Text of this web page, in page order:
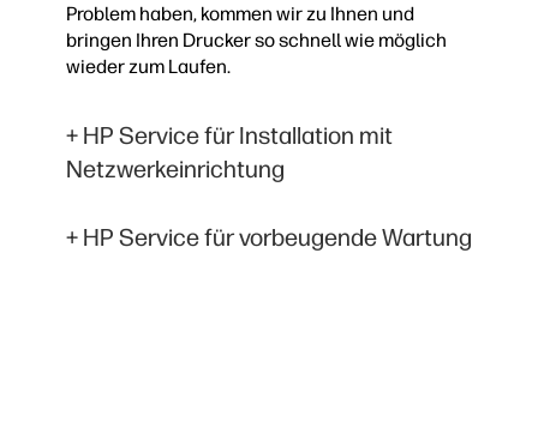
Problem haben, kommen wir zu Ihnen und
bringen Ihren Drucker so schnell wie möglich
wieder zum Laufen.
+ HP Service für Installation mit
Netzwerkeinrichtung
+ HP Service für vorbeugende Wartung